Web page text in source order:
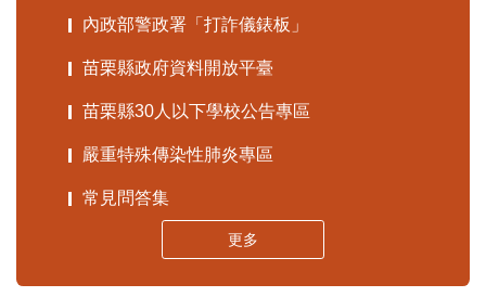
內政部警政署「打詐儀錶板」
苗栗縣政府資料開放平臺
苗栗縣30人以下學校公告專區
嚴重特殊傳染性肺炎專區
常見問答集
更多